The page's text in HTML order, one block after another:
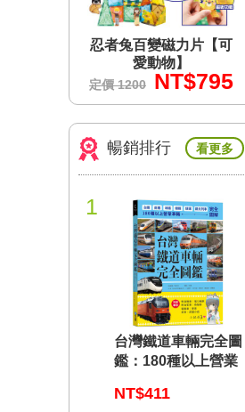
忍者兔百變磁力片【可
愛動物】
定價 1200 NT$795
暢銷排行 看更多
1
台灣鐵道車輛完全圖
鑑：180種以上營業
NT$411